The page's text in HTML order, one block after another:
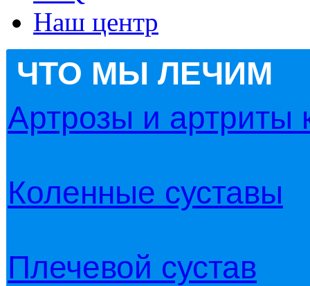
Наш центр
ЧТО МЫ ЛЕЧИМ
Артрозы и артриты
Коленные суставы
Плечевой сустав